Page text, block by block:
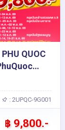
: 2UPQC-9G001
฿ 9,800.-